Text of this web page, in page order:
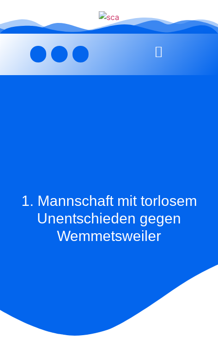
1. Mannschaft mit torlosem
Unentschieden gegen
Wemmetsweiler